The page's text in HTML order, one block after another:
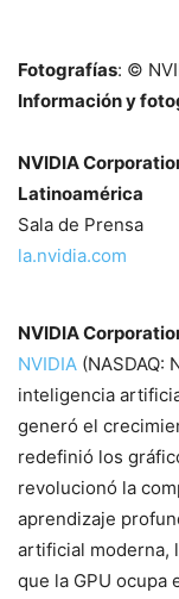
Fotografías: ©
Información y
NVIDIA
Latinoamérica
Sala de Prensa
la.nvidia.com
NVIDIA
NVIDIA (NASDAQ:
inteligencia
generó el
redefinió los
revolucionó la
aprendizaje
artificial moderna,
que la GPU ocupa